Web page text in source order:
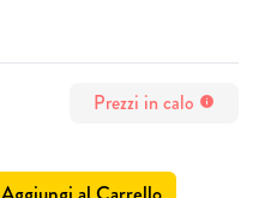
Prezzi in calo info